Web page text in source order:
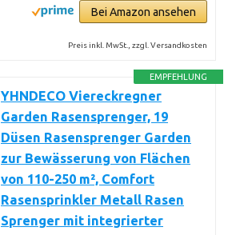
Bei Amazon ansehen
Preis inkl. MwSt., zzgl. Versandkosten
EMPFEHLUNG
YHNDECO Viereckregner
Garden Rasensprenger, 19
Düsen Rasensprenger Garden
zur Bewässerung von Flächen
von 110-250 m², Comfort
Rasensprinkler Metall Rasen
Sprenger mit integrierter